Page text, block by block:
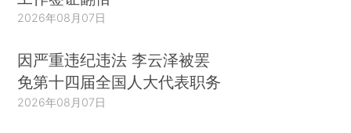
2026年08月07日
因严重违纪违法 李云泽被罢
免第十四届全国人大代表职务
2026年08月07日